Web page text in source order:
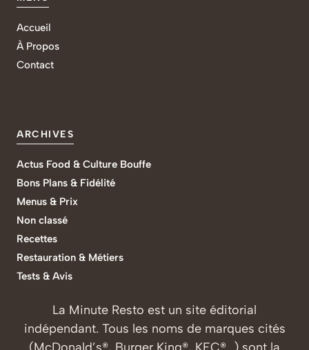
Accueil
À Propos
Contact
ARCHIVES
Actus Food & Culture Bouffe
Bons Plans & Fidélité
Menus & Prix
Non classé
Recettes
Restauration & Métiers
Tests & Avis
La Minute Resto est un site éditorial
indépendant. Tous les noms de marques cités